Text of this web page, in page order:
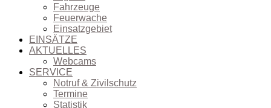
Fahrzeuge
Feuerwache
Einsatzgebiet
EINSÄTZE
AKTUELLES
Webcams
SERVICE
Notruf & Zivilschutz
Termine
Statistik